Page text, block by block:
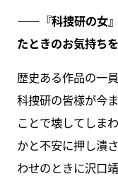
――『科捜研の女』
たときのお気持ち
歴史ある作品の一
科捜研の皆様が今
ことで壊してしま
かと不安に押し潰
わせのときに沢口